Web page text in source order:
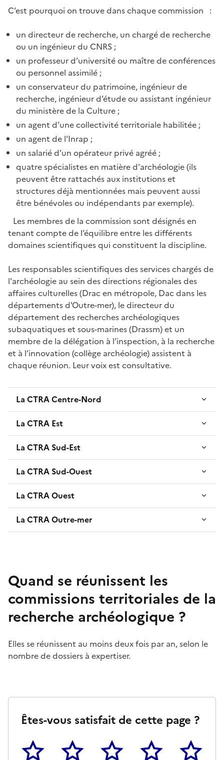
C’est pourquoi on trouve dans chaque commission :
un directeur de recherche, un chargé de recherche
ou un ingénieur du CNRS ;
un professeur d’université ou maître de conférences
ou personnel assimilé ;
un conservateur du patrimoine, ingénieur de
recherche, ingénieur d’étude ou assistant ingénieur
du ministère de la Culture ;
un agent d’une collectivité territoriale habilitée ;
un agent de l’Inrap ;
un salarié d’un opérateur privé agréé ;
quatre spécialistes en matière d'archéologie (ils
peuvent être rattachés aux institutions et
structures déjà mentionnées mais peuvent aussi
être bénévoles ou indépendants par exemple).
Les membres de la commission sont désignés en
tenant compte de l’équilibre entre les différents
domaines scientifiques qui constituent la discipline.
Les responsables scientifiques des services chargés de
l'archéologie au sein des directions régionales des
affaires culturelles (Drac en métropole, Dac dans les
départements d'Outre-mer), le directeur du
département des recherches archéologiques
subaquatiques et sous-marines (Drassm) et un
membre de la délégation à l’inspection, à la recherche
et à l’innovation (collège archéologie) assistent à
chaque réunion. Leur voix est consultative.
La CTRA Centre-Nord
La CTRA Est
La CTRA Sud-Est
La CTRA Sud-Ouest
La CTRA Ouest
La CTRA Outre-mer
Quand se réunissent les
commissions territoriales de la
recherche archéologique ?
Elles se réunissent au moins deux fois par an, selon le
nombre de dossiers à expertiser.
Êtes-vous satisfait de cette page ?
1 2 3 4 5